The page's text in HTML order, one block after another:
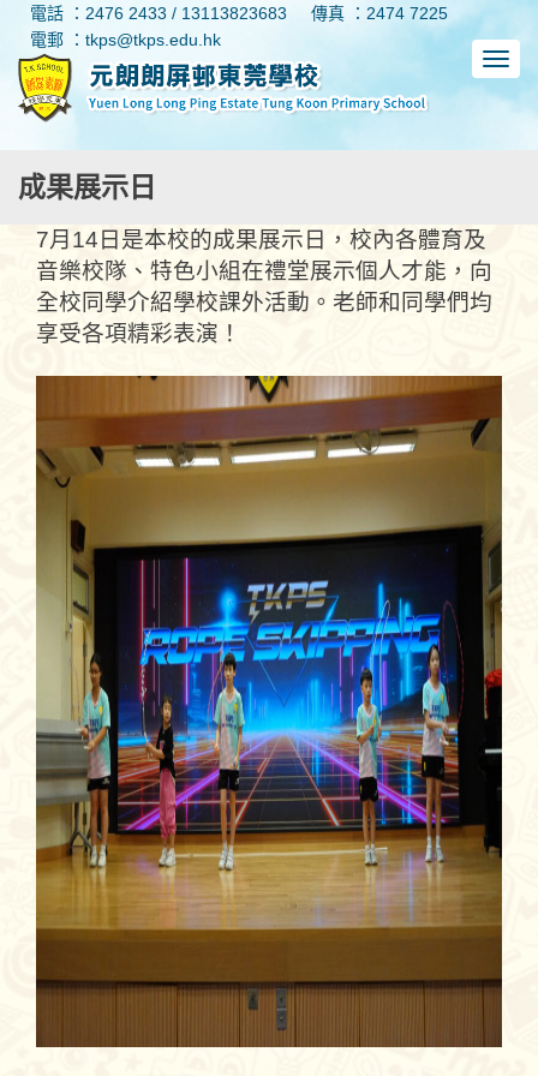
電話 ：2476 2433 / 13113823683
傳真 ：2474 7225
電郵 ：tkps@tkps.edu.hk
成果展示日
7月14日是本校的成果展示日，校內各體育及
音樂校隊、特色小組在禮堂展示個人才能，向
全校同學介紹學校課外活動。老師和同學們均
享受各項精彩表演！